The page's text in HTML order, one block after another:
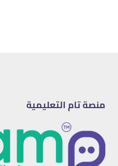
منصة تام التعليمية